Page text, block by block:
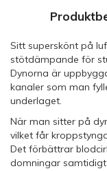
Sitt superskönt på
stötdämpande för
Dynorna är
kanaler som man
underlaget.
När man sitter på
vilket får
Det förbättrar
domningar